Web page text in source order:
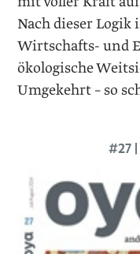
Nach dieser Logik
Wirtschafts- und
ökologische
Umgekehrt – so
#27